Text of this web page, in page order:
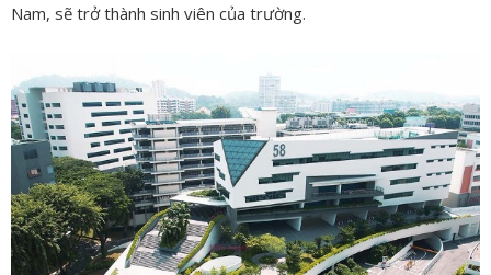
Nam, sẽ trở thành sinh viên của trường.